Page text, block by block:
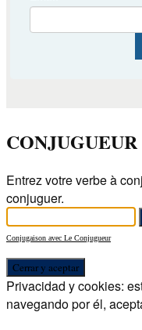
CONJUGUEUR
Entrez votre verbe à
conjuguer.
Conjugaison avec Le Conjugueur
Privacidad y cookies:
navegando por él,